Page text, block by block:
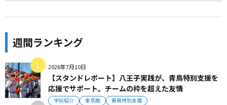
週間ランキング
2026年7月10日
【スタンドレポート】八王子実践が、青鳥特別支援を
応援でサポート。チームの枠を超えた友情
学校紹介 東京版 青鳥特別支援